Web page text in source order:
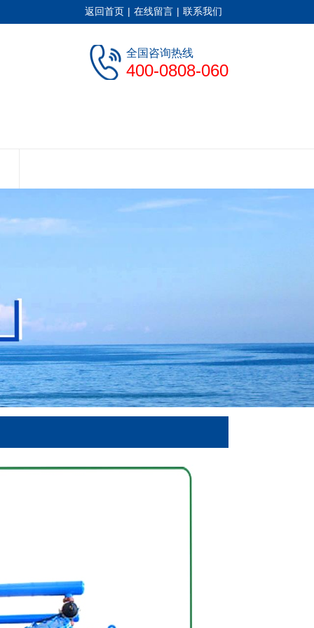
返回首页 | 在线留言 | 联系我们
全国咨询热线
400-0808-060